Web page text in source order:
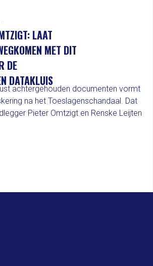
LAAT
MET DIT
DE
DATAKLUIS
achtergehouden documenten vormt
na het Toeslagenschandaal. Dat
Pieter Omtzigt en Renske Leijten